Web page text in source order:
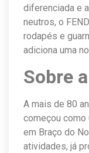
diferenciada e
neutros, o
rodapés e
adiciona uma
Sobre
A mais de 80
começou como
em Braço do
atividades, já